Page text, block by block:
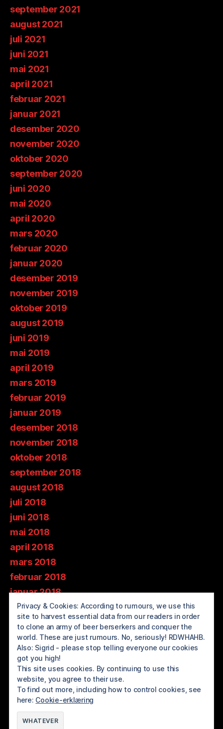
september 2021
august 2021
juli 2021
juni 2021
mai 2021
april 2021
februar 2021
januar 2021
desember 2020
november 2020
oktober 2020
september 2020
juni 2020
mai 2020
april 2020
mars 2020
februar 2020
januar 2020
desember 2019
november 2019
oktober 2019
august 2019
juni 2019
mai 2019
april 2019
mars 2019
februar 2019
januar 2019
desember 2018
november 2018
oktober 2018
september 2018
august 2018
juli 2018
juni 2018
mai 2018
april 2018
mars 2018
februar 2018
januar 2018
desember 2017
november 2017
oktober 2017
september 2017
august 2017
juli 2017
© 2026 BREWOLUTION ROGALAND
Privacy & Cookies: According to rumours, we use this
site to harvest essential data from our readers in order
to clone an army of beer berserkers and conquer the
world. These are just rumours. No, seriously! RDWHAHB.
Also: Sigrid - please stop telling everyone our cookies
got you high!
This site uses cookies. By continuing to use this
website, you agree to their use.
To find out more, including how to control cookies, see
here: Cookie-erklæring